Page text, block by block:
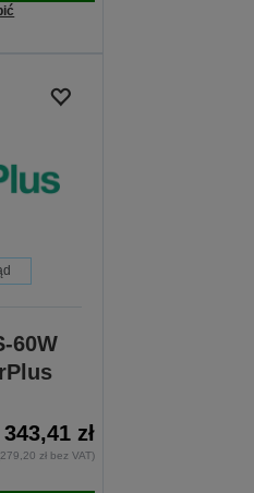
60W
343,41 zł
zł bez VAT)